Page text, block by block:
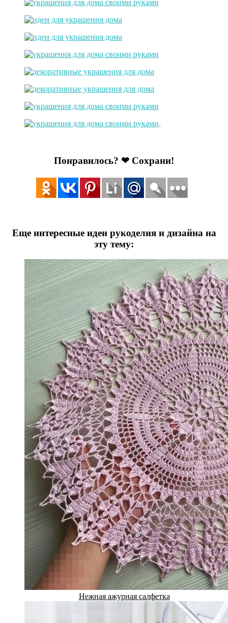
Понравилось? ❤ Сохрани!
Еще интересные идеи рукоделия и дизайна на
эту тему:
Нежная ажурная салфетка